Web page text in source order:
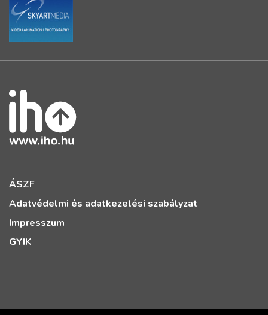
ÁSZF
Adatvédelmi és adatkezelési szabályzat
Impresszum
GYIK